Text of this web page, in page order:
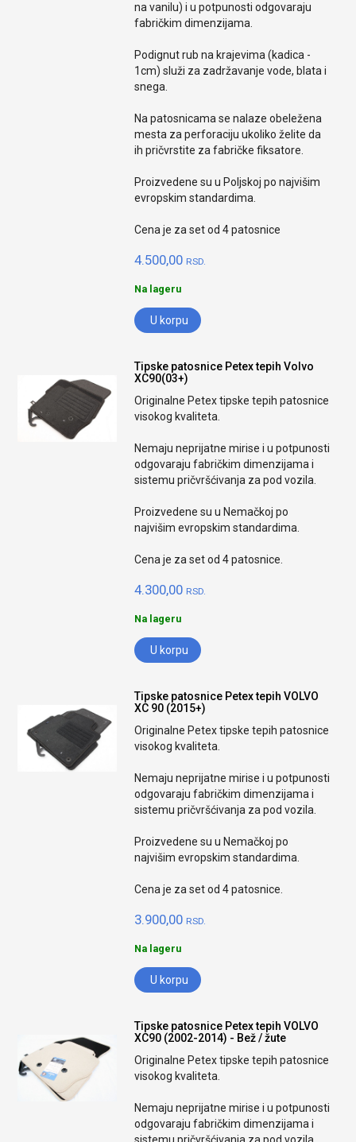
na vanilu) i u potpunosti odgovaraju
fabričkim dimenzijama.
Podignut rub na krajevima (kadica -
1cm) služi za zadržavanje vode, blata i
snega.
Na patosnicama se nalaze obeležena
mesta za perforaciju ukoliko želite da
ih pričvrstite za fabričke fiksatore.
Proizvedene su u Poljskoj po najvišim
evropskim standardima.
Cena je za set od 4 patosnice
4.500,00 RSD.
Na lageru
U korpu
Tipske patosnice Petex tepih Volvo
XC90(03+)
Originalne Petex tipske tepih patosnice
visokog kvaliteta.
Nemaju neprijatne mirise i u potpunosti
odgovaraju fabričkim dimenzijama i
sistemu pričvršćivanja za pod vozila.
Proizvedene su u Nemačkoj po
najvišim evropskim standardima.
Cena je za set od 4 patosnice.
4.300,00 RSD.
Na lageru
U korpu
Tipske patosnice Petex tepih VOLVO
XC 90 (2015+)
Originalne Petex tipske tepih patosnice
visokog kvaliteta.
Nemaju neprijatne mirise i u potpunosti
odgovaraju fabričkim dimenzijama i
sistemu pričvršćivanja za pod vozila.
Proizvedene su u Nemačkoj po
najvišim evropskim standardima.
Cena je za set od 4 patosnice.
3.900,00 RSD.
Na lageru
U korpu
Tipske patosnice Petex tepih VOLVO
XC90 (2002-2014) - Bež / žute
Originalne Petex tipske tepih patosnice
visokog kvaliteta.
Nemaju neprijatne mirise i u potpunosti
odgovaraju fabričkim dimenzijama i